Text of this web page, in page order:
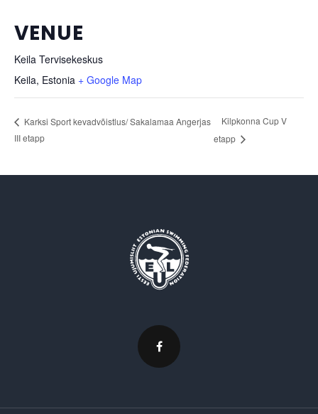
VENUE
Keila Tervisekeskus
Keila, Estonia + Google Map
Karksi Sport kevadvõistlus/ Sakalamaa Angerjas
III etapp
Kilpkonna Cup V
etapp